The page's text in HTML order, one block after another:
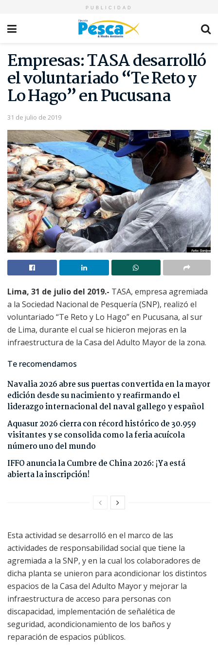
PUBLICIDAD
Empresas: TASA desarrolló
el voluntariado “Te Reto y
Lo Hago” en Pucusana
31 de julio de 2019
Lima, 31 de julio del 2019.- TASA, empresa agremiada
a la Sociedad Nacional de Pesquería (SNP), realizó el
voluntariado “Te Reto y Lo Hago” en Pucusana, al sur
de Lima, durante el cual se hicieron mejoras en la
infraestructura de la Casa del Adulto Mayor de la zona.
Te recomendamos
Navalia 2026 abre sus puertas convertida en la mayor
edición desde su nacimiento y reafirmando el
liderazgo internacional del naval gallego y español
Aquasur 2026 cierra con récord histórico de 30.959
visitantes y se consolida como la feria acuícola
número uno del mundo
IFFO anuncia la Cumbre de China 2026: ¡Ya está
abierta la inscripción!
Esta actividad se desarrolló en el marco de las
actividades de responsabilidad social que tiene la
agremiada a la SNP, y en la cual los colaboradores de
dicha planta se unieron para acondicionar los distintos
espacios de la Casa del Adulto Mayor y mejorar la
infraestructura de acceso para personas con
discapacidad, implementación de señalética de
seguridad, acondicionamiento de los baños y
reparación de espacios públicos.